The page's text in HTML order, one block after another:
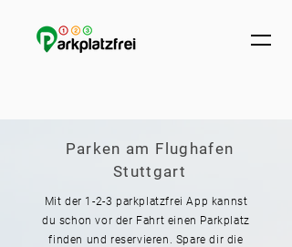
Parken am Flughafen
Stuttgart
Mit der 1-2-3 parkplatzfrei App kannst
du schon vor der Fahrt einen Parkplatz
finden und reservieren. Spare dir die